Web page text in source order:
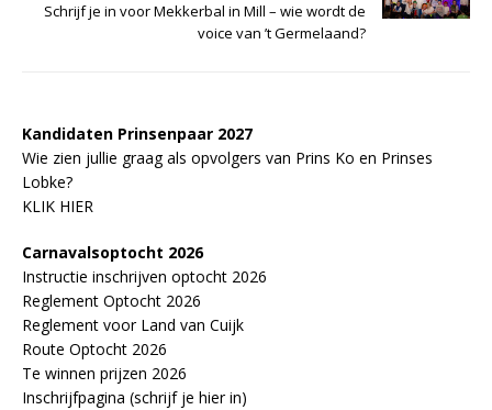
Schrijf je in voor Mekkerbal in Mill – wie wordt de
voice van ’t Germelaand?
Kandidaten Prinsenpaar 2027
Wie zien jullie graag als opvolgers van Prins Ko en Prinses
Lobke?
KLIK HIER
Carnavalsoptocht 2026
Instructie inschrijven optocht 2026
Reglement Optocht 2026
Reglement voor Land van Cuijk
Route Optocht 2026
Te winnen prijzen 2026
Inschrijfpagina (schrijf je hier in)